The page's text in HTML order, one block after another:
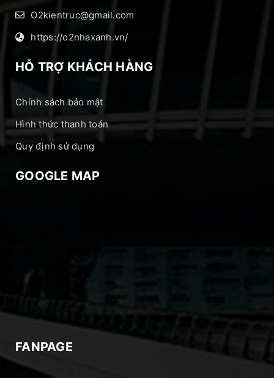
O2kientruc@gmail.com
https://o2nhaxanh.vn/
HỖ TRỢ KHÁCH HÀNG
Chính sách bảo mật
Hình thức thanh toán
Quy định sử dụng
GOOGLE MAP
FANPAGE